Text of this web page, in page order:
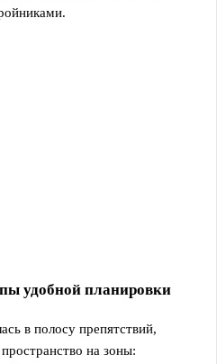
удобной планировки
в полосу препятствий,
на зоны: